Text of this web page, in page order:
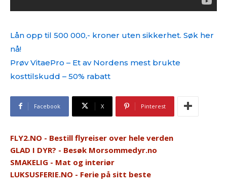
Lån opp til 500 000,- kroner uten sikkerhet. Søk her
nå!
Prøv VitaePro – Et av Nordens mest brukte
kosttilskudd – 50% rabatt
Facebook X Pinterest
FLY2.NO - Bestill flyreiser over hele verden
GLAD I DYR? - Besøk Morsommedyr.no
SMAKELIG - Mat og interiør
LUKSUSFERIE.NO - Ferie på sitt beste